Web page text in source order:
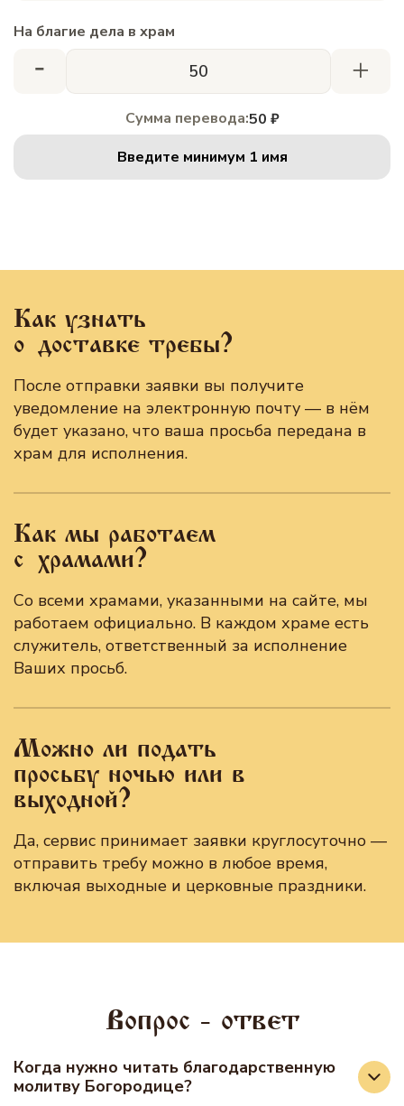
На благие дела в храм
- +
Сумма перевода:50 ₽
Введите минимум 1 имя
Как узнать
о доставке требы?
После отправки заявки вы получите
уведомление на электронную почту — в нём
будет указано, что ваша просьба передана в
храм для исполнения.
Как мы работаем
с храмами?
Со всеми храмами, указанными на сайте, мы
работаем официально. В каждом храме есть
служитель, ответственный за исполнение
Ваших просьб.
Можно ли подать
просьбу ночью или в
выходной?
Да, сервис принимает заявки круглосуточно —
отправить требу можно в любое время,
включая выходные и церковные праздники.
Вопрос - ответ
Когда нужно читать благодарственную
молитву Богородице?